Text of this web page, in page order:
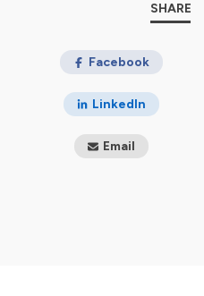
veulent rester à la pointe
vrai « réacteur » d’infos
Hébergé par Ausha. Visitez
SHARE
Facebook
LinkedIn
Email